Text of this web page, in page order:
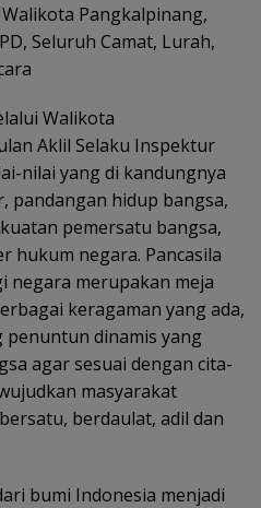
Pangkalpinang,
Seluruh Camat, Lurah,
Walikota
Aklil Selaku Inspektur
nilai yang di kandungnya
pandangan hidup bangsa,
pemersatu bangsa,
hukum negara. Pancasila
negara merupakan meja
keragaman yang ada,
penuntun dinamis yang
agar sesuai dengan cita-
masyarakat
berdaulat, adil dan
bumi Indonesia menjadi